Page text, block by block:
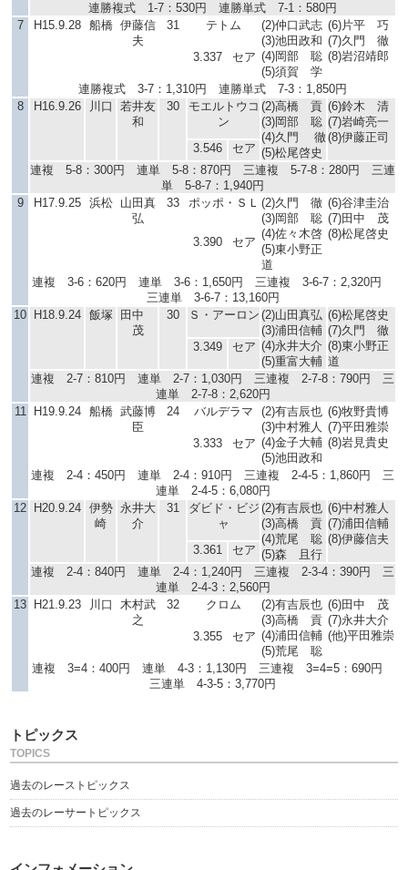
連勝複式 1-7：530円 連勝単式 7-1：580円
7
H15.9.28 船橋 伊藤信
夫
31 テトム
(2)仲口武志
(3)池田政和
(4)岡部 聡
(5)須賀 学
(6)片平 巧
(7)久門 徹
(8)岩沼靖郎
3.337 セア
連勝複式 3-7：1,310円 連勝単式 7-3：1,850円
8
H16.9.26 川口
若井友
和
30
モエルトウコ
ン
(2)高橋 貢
(3)岡部 聡
(4)久門 徹
(5)松尾啓史
(6)鈴木 清
(7)岩崎亮一
(8)伊藤正司
3.546
セア
連複 5-8：300円 連単 5-8：870円 三連複 5-7-8：280円 三連
単 5-8-7：1,940円
9
H17.9.25 浜松
山田真
弘
33 ポッポ・ＳＬ (2)久門 徹
(3)岡部 聡
(4)佐々木啓
(5)東小野正
道
(6)谷津圭治
(7)田中 茂
(8)松尾啓史
3.390 セア
連複 3-6：620円 連単 3-6：1,650円 三連複 3-6-7：2,320円
三連単 3-6-7：13,160円
10
H18.9.24 飯塚
田中
茂
30 Ｓ・アーロン (2)山田真弘
(3)浦田信輔
(4)永井大介
(5)重富大輔
(6)松尾啓史
(7)久門 徹
(8)東小野正
道
3.349 セア
連複 2-7：810円 連単 2-7：1,030円 三連複 2-7-8：790円 三
連単 2-7-8：2,620円
11
H19.9.24 船橋 武藤博
臣
24 バルデラマ
(2)有吉辰也
(3)中村雅人
(4)金子大輔
(5)池田政和
(6)牧野貴博
(7)平田雅崇
(8)岩見貴史
3.333 セア
連複 2-4：450円 連単 2-4：910円 三連複 2-4-5：1,860円 三
連単 2-4-5：6,080円
12
H20.9.24
伊勢
崎
永井大
介
31
ダビド・ビジ
ャ
(2)有吉辰也
(3)高橋 貢
(4)荒尾 聡
(5)森 且行
(6)中村雅人
(7)浦田信輔
(8)伊藤信夫
3.361
セア
連複 2-4：840円 連単 2-4：1,240円 三連複 2-3-4：390円 三
連単 2-4-3：2,560円
13
H21.9.23 川口
木村武
之
32 クロム
(2)有吉辰也
(3)高橋 貢
(4)浦田信輔
(5)荒尾 聡
(6)田中 茂
(7)永井大介
(他)平田雅崇
3.355 セア
連複 3=4：400円 連単 4-3：1,130円 三連複 3=4=5：690円
三連単 4-3-5：3,770円
トピックス
TOPICS
過去のレーストピックス
過去のレーサートピックス